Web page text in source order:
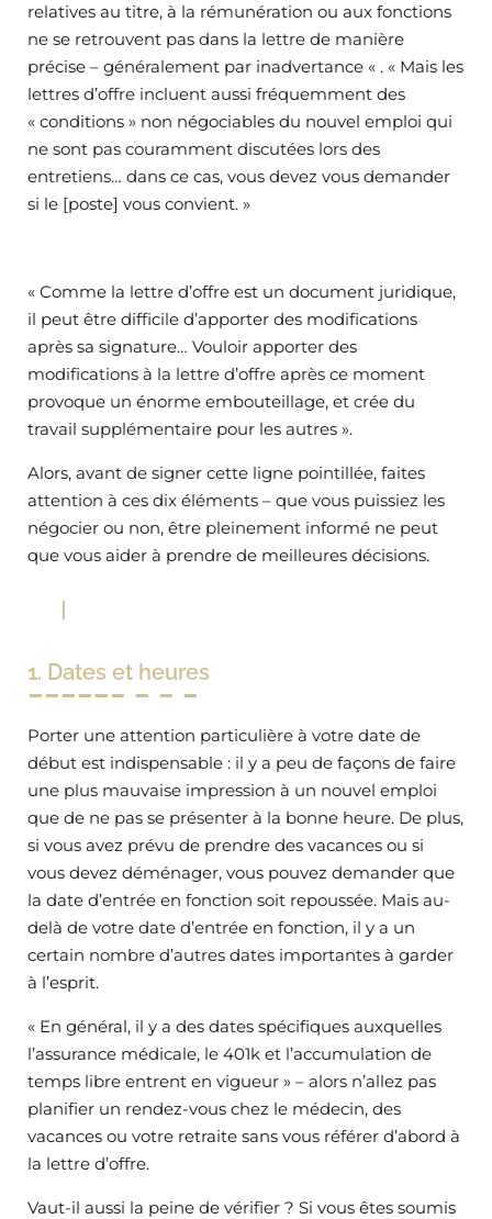
relatives au titre, à la rémunération ou aux fonctions
ne se retrouvent pas dans la lettre de manière
précise – généralement par inadvertance « . « Mais les
lettres d’offre incluent aussi fréquemment des
« conditions » non négociables du nouvel emploi qui
ne sont pas couramment discutées lors des
entretiens… dans ce cas, vous devez vous demander
si le [poste] vous convient. »
« Comme la lettre d’offre est un document juridique,
il peut être difficile d’apporter des modifications
après sa signature… Vouloir apporter des
modifications à la lettre d’offre après ce moment
provoque un énorme embouteillage, et crée du
travail supplémentaire pour les autres ».
Alors, avant de signer cette ligne pointillée, faites
attention à ces dix éléments – que vous puissiez les
négocier ou non, être pleinement informé ne peut
que vous aider à prendre de meilleures décisions.
1. Dates et heures
Porter une attention particulière à votre date de
début est indispensable : il y a peu de façons de faire
une plus mauvaise impression à un nouvel emploi
que de ne pas se présenter à la bonne heure. De plus,
si vous avez prévu de prendre des vacances ou si
vous devez déménager, vous pouvez demander que
la date d’entrée en fonction soit repoussée. Mais au-
delà de votre date d’entrée en fonction, il y a un
certain nombre d’autres dates importantes à garder
à l’esprit.
« En général, il y a des dates spécifiques auxquelles
l’assurance médicale, le 401k et l’accumulation de
temps libre entrent en vigueur » – alors n’allez pas
planifier un rendez-vous chez le médecin, des
vacances ou votre retraite sans vous référer d’abord à
la lettre d’offre.
Vaut-il aussi la peine de vérifier ? Si vous êtes soumis